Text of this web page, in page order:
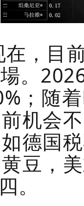
，目
。
；随
机会
德国
豆，
。